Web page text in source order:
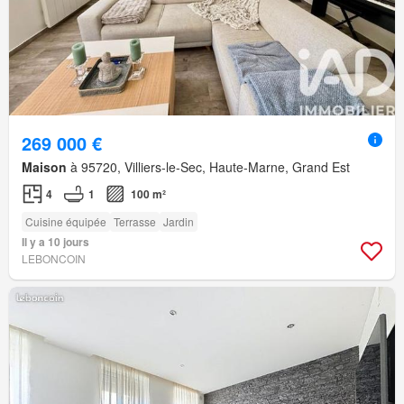
269 000 €
Maison à 95720, Villiers-le-Sec, Haute-Marne, Grand Est
4 1 100 m²
Cuisine équipée Terrasse Jardin
Il y a 10 jours
LEBONCOIN